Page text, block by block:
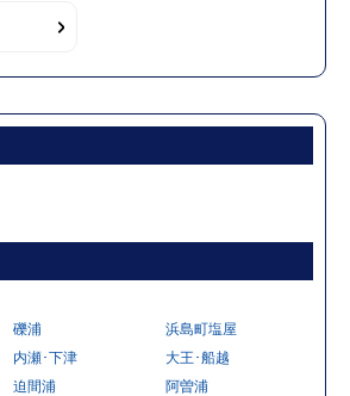
礫浦
浜島町塩屋
内瀬･下津
大王･船越
迫間浦 阿曽浦